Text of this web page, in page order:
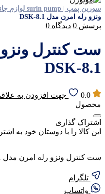
سورین پمپ | surin pump لوازم
ونزو رله امرن مدل DSK-8.1
پرسش 0 دیدگاه 0
ست کنترل
DSK-8.1
0.0 جهت افزودن به
محصول
اشتراک گذاری
این کالا را با دوستان خود به
ست کنترل ونزو رله امرن مدل DSK-8.1
تلگرام
واتساپ